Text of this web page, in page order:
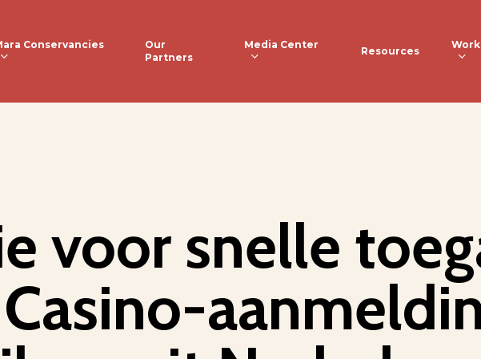
Conservancies
Our
Partners
Media Center
Resources
voor snelle